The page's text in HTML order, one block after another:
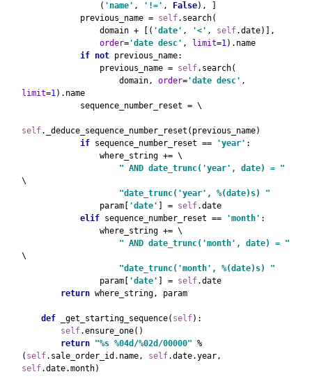
                (
'name' , '!=' , False), ]
            previous_name =
self.search(
                domain + [(
'date' , '<' , self.date)],
order='date desc' , limit=1).name
if not previous_name:
                previous_name =
self.search(
                    domain,
order='date desc'
limit=1).name
            sequence_number_reset = \
self._deduce_sequence_number_reset(previous_name)
if sequence_number_reset == 'year' :
                where_string += \
\
"date_trunc('year', %(date)s) "
param[
'date' ] = self.date
elif sequence_number_reset == 'month' :
                where_string += \
\
"date_trunc('month', %(date)s) "
param[
'date' ] = self.date
return where_string, param
def _get_starting_sequence( self):
self.ensure_one()
return "%s %04d/%02d/00000" %
( self.sale_order_id.name, self
self.date.month)